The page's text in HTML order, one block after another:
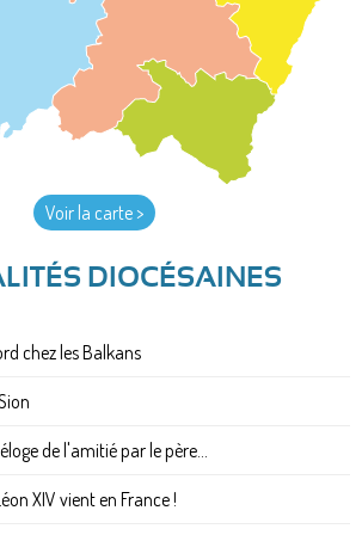
Voir la carte >
DIOCÉSAINES
chez les Balkans
de l'amitié par le père...
XIV vient en France !